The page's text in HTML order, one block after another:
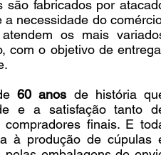
são fabricados por
necessidade do
os mais
com o objetivo de
60 anos de história
e a satisfação tanto
finais. E
à produção de cúpulas